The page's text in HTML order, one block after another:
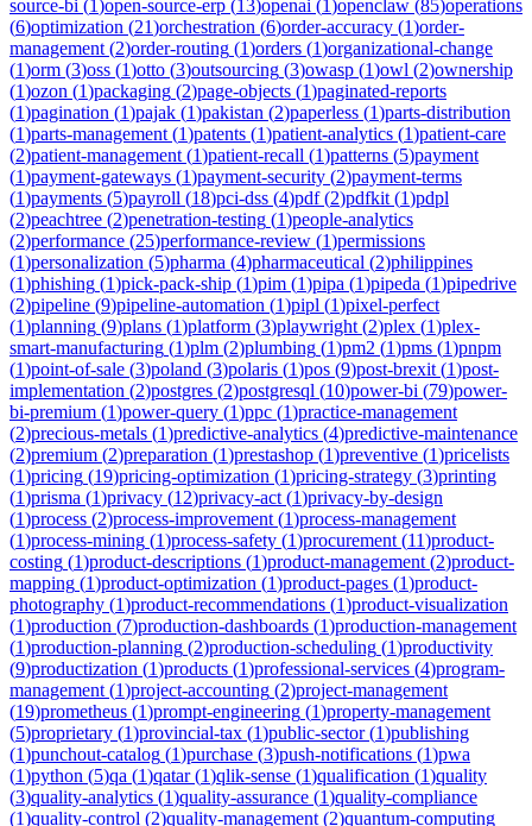
source-bi (1)open-source-erp (13)openai (1)openclaw (85)operations
(6)optimization (21)orchestration (6)order-accuracy (1)order-
management (2)order-routing (1)orders (1)organizational-change
(1)orm (3)oss (1)otto (3)outsourcing (3)owasp (1)owl (2)ownership
(1)ozon (1)packaging (2)page-objects (1)paginated-reports
(1)pagination (1)pajak (1)pakistan (2)paperless (1)parts-distribution
(1)parts-management (1)patents (1)patient-analytics (1)patient-care
(2)patient-management (1)patient-recall (1)patterns (5)payment
(1)payment-gateways (1)payment-security (2)payment-terms
(1)payments (5)payroll (18)pci-dss (4)pdf(2)pdfkit (1)pdpl
(2)peachtree (2)penetration-testing (1)people-analytics
(2)performance (25)performance-review (1)permissions
(1)personalization (5)pharma (4)pharmaceutical (2)philippines
(1)phishing (1)pick-pack-ship (1)pim (1)pipa (1)pipeda (1)pipedrive
(2)pipeline (9)pipeline-automation (1)pipl (1)pixel-perfect
(1)planning (9)plans (1)platform (3)playwright (2)plex (1)plex-
smart-manufacturing (1)plm (2)plumbing (1)pm2 (1)pms (1)pnpm
(1)point-of-sale (3)poland (3)polaris (1)pos (9)post-brexit (1)post-
implementation (2)postgres (2)postgresql (10)power-bi (79)power-
bi-premium (1)power-query (1)ppc (1)practice-management
(2)precious-metals (1)predictive-analytics (4)predictive-maintenance
(2)premium (2)preparation (1)prestashop (1)preventive (1)pricelists
(1)pricing (19)pricing-optimization (1)pricing-strategy (3)printing
(1)prisma (1)privacy (12)privacy-act (1)privacy-by-design
(1)process (2)process-improvement (1)process-management
(1)process-mining (1)process-safety (1)procurement (11)product-
costing (1)product-descriptions (1)product-management (2)product-
mapping (1)product-optimization (1)product-pages (1)product-
photography (1)product-recommendations (1)product-visualization
(1)production (7)production-dashboards (1)production-management
(1)production-planning (2)production-scheduling (1)productivity
(9)productization (1)products (1)professional-services (4)program-
management (1)project-accounting (2)project-management
(19)prometheus (1)prompt-engineering (1)property-management
(5)proprietary (1)provincial-tax (1)public-sector(1)publishing
(1)punchout-catalog (1)purchase (3)push-notifications (1)pwa
(1)python (5)qa (1)qatar(1)qlik-sense (1)qualification (1)quality
(3)quality-analytics (1)quality-assurance (1)quality-compliance
(1)quality-control (2)quality-management (2)quantum-computing